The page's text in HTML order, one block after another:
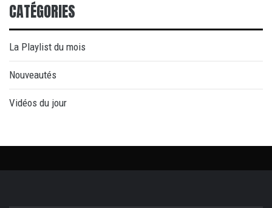
CATÉGORIES
La Playlist du mois
Nouveautés
Vidéos du jour